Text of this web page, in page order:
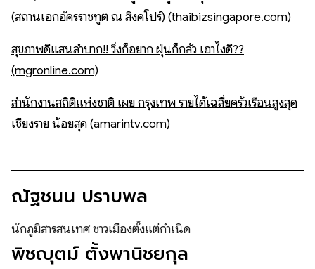
(สถานเอกอัครราชทูต ณ สิงคโปร์) (thaibizsingapore.com)
สุขภาพดีแสนลำบาก!! วิ่งก็อยาก ฝุ่นก็กลัว เอาไงดี??
(mgronline.com)
สำนักงานสถิติแห่งชาติ เผย กรุงเทพ รายได้เฉลี่ยครัวเรือนสูงสุด
เชียงราย น้อยสุด (amarintv.com)
ณัฐชนน ปราบพล
นักภูมิสารสนเทศ ชาวเมืองตั้งแต่กำเนิด
พิชญุตม์ ตั้งพานิชยกุล